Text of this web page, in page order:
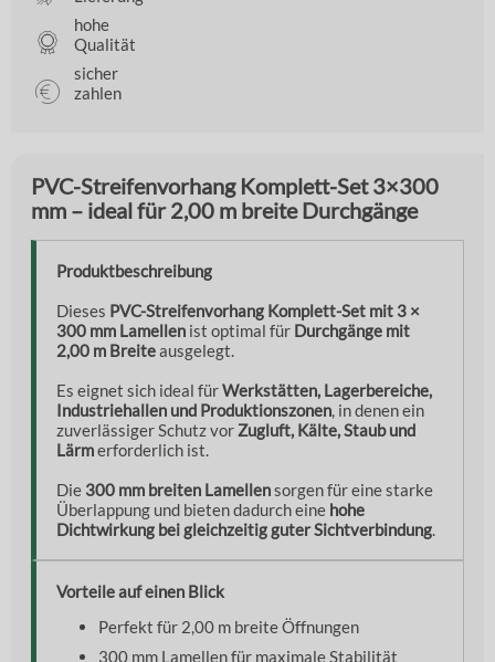
hohe
Qualität
sicher
zahlen
PVC-Streifenvorhang Komplett-Set 3×300
mm – ideal für 2,00 m breite Durchgänge
Produktbeschreibung
Dieses PVC-Streifenvorhang Komplett-Set mit 3 ×
300 mm Lamellen ist optimal für Durchgänge mit
2,00 m Breiteausgelegt.
Es eignet sich ideal fürWerkstätten, Lagerbereiche,
Industriehallen und Produktionszonen , in denen ein
zuverlässiger Schutz vor Zugluft, Kälte, Staub und
Lärmerforderlich ist.
Die 300 mm breiten Lamellensorgen für eine starke
Überlappung und bieten dadurch eine hohe
Dichtwirkung bei gleichzeitig guter Sichtverbindung
Vorteile auf einen Blick
Perfekt für 2,00 m breite Öffnungen
300 mm Lamellen für maximale Stabilität